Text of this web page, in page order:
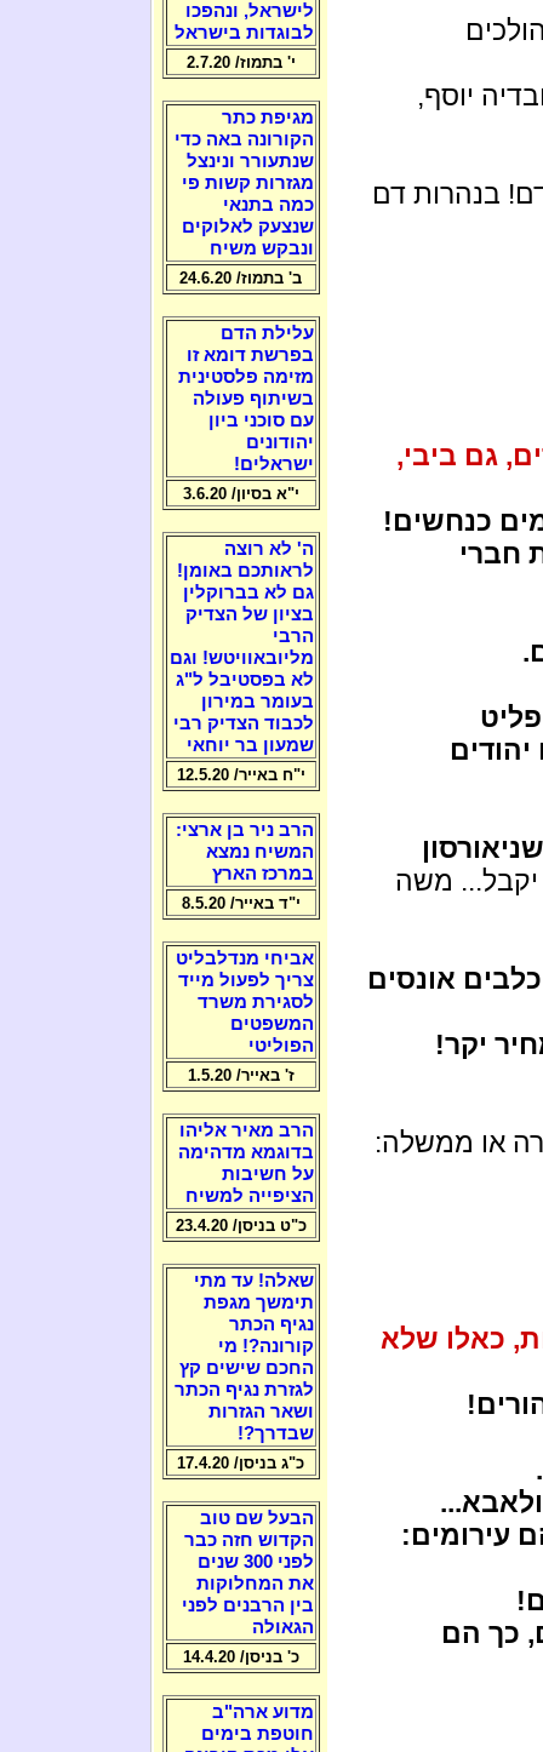
יוסף,
בנהרות דם
גם ביבי,
כנחשים!
חברי
משה
אונסים
יקר!
או ממשלה:
כאלו שלא
עירומים:
כך הם
לישראל, ונהפכו
לבוגדות בישראל
י' בתמוז/ 2.7.20
מגיפת כתר
הקורונה באה כדי
שנתעורר ונינצל
מגזרות קשות פי
כמה בתנאי
שנצעק לאלוקים
ונבקש משיח
ב' בתמוז/ 24.6.20
עלילת הדם
בפרשת דומא זו
מזימה פלסטינית
בשיתוף פעולה
עם סוכני ביון
יהודונים
ישראלים!
י"א בסיון/ 3.6.20
ה' לא רוצה
לראותכם באומן!
גם לא בברוקלין
בציון של הצדיק
הרבי
מליובאוויטש! וגם
לא בפסטיבל ל"ג
בעומר במירון
לכבוד הצדיק רבי
שמעון בר יוחאי
י"ח באייר/ 12.5.20
הרב ניר בן ארצי:
המשיח נמצא
במרכז הארץ
י"ד באייר/ 8.5.20
אביחי מנדלבליט
צריך לפעול מייד
לסגירת משרד
המשפטים
הפוליטי
ז' באייר/ 1.5.20
הרב מאיר אליהו
בדוגמא מדהימה
על חשיבות
הציפייה למשיח
כ"ט בניסן/ 23.4.20
שאלה! עד מתי
תימשך מגפת
נגיף הכתר
קורונה?! מי
החכם שישים קץ
לגזרת נגיף הכתר
ושאר הגזרות
שבדרך?!
כ"ג בניסן/ 17.4.20
הבעל שם טוב
הקדוש חזה כבר
לפני 300 שנים
את המחלוקות
בין הרבנים לפני
הגאולה
כ' בניסן/ 14.4.20
מדוע ארה"ב
חוטפת בימים